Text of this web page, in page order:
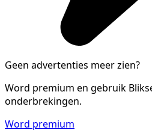
Geen advertenties meer zien?
Word premium en gebruik
onderbrekingen.
Word premium